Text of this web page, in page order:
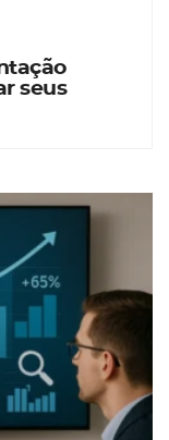
seus